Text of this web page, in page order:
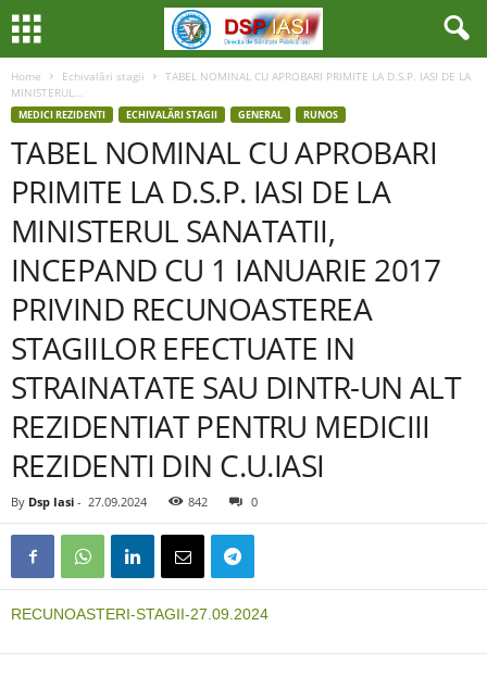
Home Echivalări stagii
TABEL NOMINAL CU APROBARI PRIMITE LA D.S.P. IASI DE LA
MINISTERUL...
MEDICI REZIDENTI ECHIVALĂRI STAGII GENERAL RUNOS
TABEL NOMINAL CU APROBARI
PRIMITE LA D.S.P. IASI DE LA
MINISTERUL SANATATII,
INCEPAND CU 1 IANUARIE 2017
PRIVIND RECUNOASTEREA
STAGIILOR EFECTUATE IN
STRAINATATE SAU DINTR-UN ALT
REZIDENTIAT PENTRU MEDICIII
REZIDENTI DIN C.U.IASI
By Dsp Iasi - 27.09.2024 842 0
RECUNOASTERI-STAGII-27.09.2024